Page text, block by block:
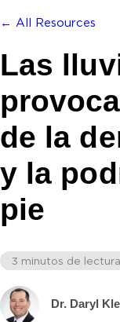
← All Resources
Las
de la
y la
pie
3 minutos de lectura
Dr. Daryl